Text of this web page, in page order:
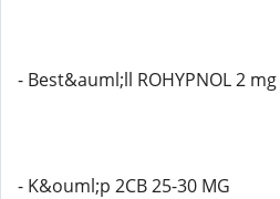
- Best&auml;ll ROHYPNOL 2 mg
- K&ouml;p 2CB 25-30 MG